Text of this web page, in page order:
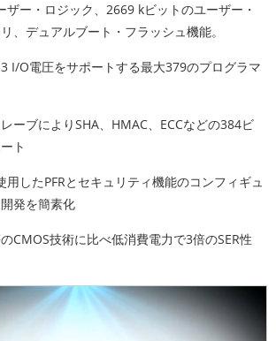
ザー・ロジック、2669 kビットのユーザー・
、デュアルブート・フラッシュ機能。
I/O電圧をサポートする最大379のプログラマ
ーブによりSHA、HMAC、ECCなどの384ビ
ト
したPFRとセキュリティ機能のコンフィギュ
発を簡素化
CMOS技術に比べ低消費電力で3倍のSER性